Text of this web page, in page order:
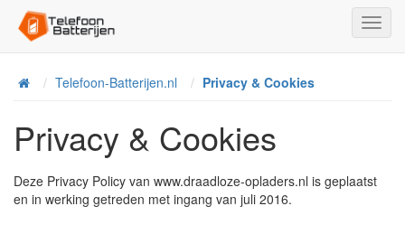
HomeTelefoon-Batterijen.nl Privacy & Cookies
Privacy & Cookies
Deze Privacy Policy van www.draadloze-opladers.nl is geplaatst
en in werking getreden met ingang van juli 2016.